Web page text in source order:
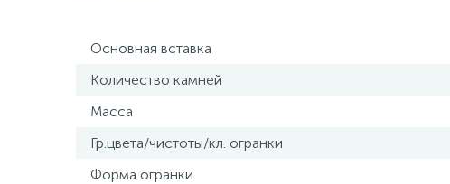
Основная вставка
Количество камней
Масса
Гр.цвета/чистоты/кл. огранки
Форма огранки